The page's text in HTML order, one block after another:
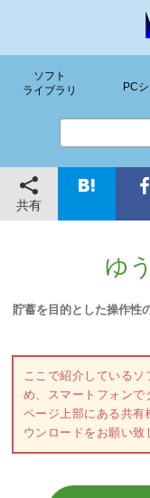
ソフト
ライブラリ
PC
共有
ゆ
貯蓄を目的とした操作性
ここで紹介している
め、スマートフォンで
ページ上部にある共
ウンロードをお願い致